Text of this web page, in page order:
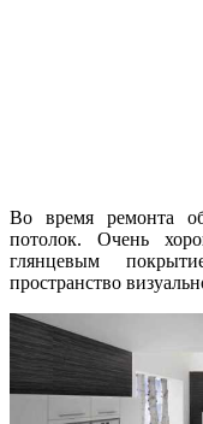
Во время ремонта
потолок. Очень
глянцевым
пространство